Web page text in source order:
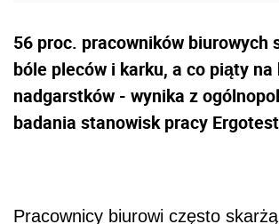
56 proc. pracowników biurowych
bóle pleców i karku, a co piąty na
nadgarstków - wynika z
badania stanowisk pracy
Pracownicy biurowi często